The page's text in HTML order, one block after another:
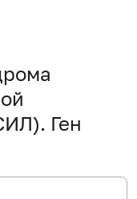
Ген